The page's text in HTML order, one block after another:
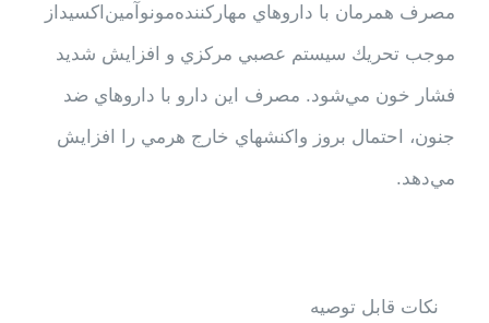
‌مصرف همرمان با داروهاي مهار‌كننده‌مونوآمين‌اكسيداز
موجب تحريك سيستم عصبي مركزي و افزايش شديد
فشار خون مي‌شود. مصرف اين دارو با داروهاي ضد
جنون، احتمال بروز واكنشهاي خارج هرمي را افزايش
مي‌دهد.
نکات قابل توصيه